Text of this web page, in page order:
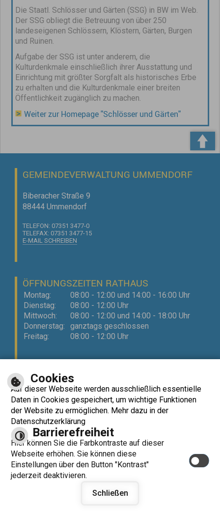
Die Staatl. Schlösser und Gärten (SSG) in BW im Web.
Der SSG obliegt die Betreuung von über 250
landeseigenen Schlössern, Klöstern, Gärten, Burgen
und Ruinen.
Aufgabe der SSG ist unter anderem, die
Kulturdenkmale einschließlich ihrer Ausstattung und
Einrichtung mit größter Sorgfalt als historisches Erbe
zu erhalten und die Kulturdenkmale einer breiten
Öffentlichkeit zugänglich zu machen.
Weiter zur Homepage "Schlösser und Gärten"
GEMEINDEVERWALTUNG UMMENDORF
Biberacher Straße 9
88444 Ummendorf
TELEFON: 07351 3477-0
TELEFAX: 07351 3477-15
E-MAIL SCHREIBEN
ÖFFNUNGSZEITEN RATHAUS
Montag:
08:00 - 12:00 und 14:00 - 16:00 Uhr
Dienstag:
08:00 - 12:00 Uhr
Mittwoch:
08:00 - 12:00 und 14:00 - 18:00 Uhr
Donnerstag:
ganztags geschlossen
Freitag:
08:00 - 12:00 Uhr
Kontrast Barrierefreiheit Datenschutzerklärung
optimiert für
mobile Endgeräte
© cm city media
Leichte Sprache
Cookies
Auf dieser Webseite werden ausschließlich essentielle
Daten in Cookies gespeichert, um wichtige Funktionen
der Website zu ermöglichen. Mehr dazu in der
Datenschutzerklärung
Barrierefreiheit
Hier können Sie die Farbkontraste auf dieser
Webseite erhöhen. Sie können diese
Einstellungen über den Button "Kontrast"
jederzeit deaktivieren.
Schließen